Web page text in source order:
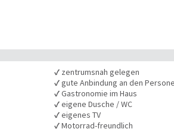
✓ zentrumsnah gelegen
✓gute Anbindung an den
✓Gastronomie im Haus
✓eigene Dusche / WC
✓eigenes TV
✓Motorrad-freundlich